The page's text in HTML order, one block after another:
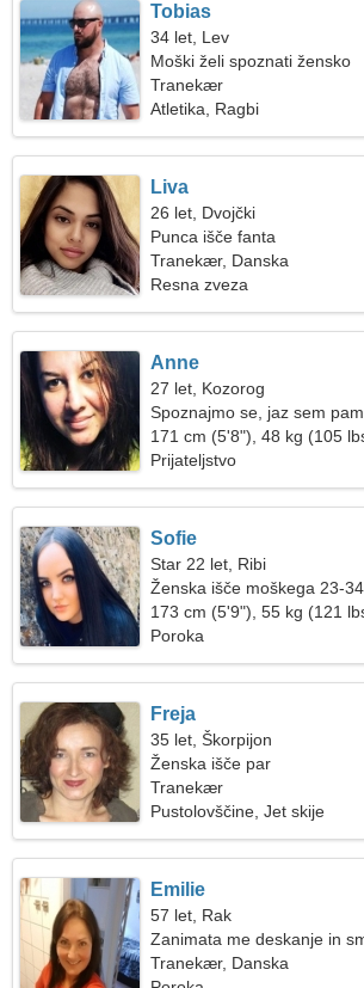
Tobias
34 let, Lev
Moški želi spoznati žensko
Tranekær
Atletika, Ragbi
Liva
26 let, Dvojčki
Punca išče fanta
Tranekær, Danska
Resna zveza
Anne
27 let, Kozorog
Spoznajmo se, jaz sem
171 cm (5'8"), 48 kg (105
Prijateljstvo
Sofie
Star 22 let, Ribi
Ženska išče moškega 23-34
173 cm (5'9"), 55 kg (121
Poroka
Freja
35 let, Škorpijon
Ženska išče par
Tranekær
Pustolovščine, Jet skije
Emilie
57 let, Rak
Zanimata me deskanje in
Tranekær, Danska